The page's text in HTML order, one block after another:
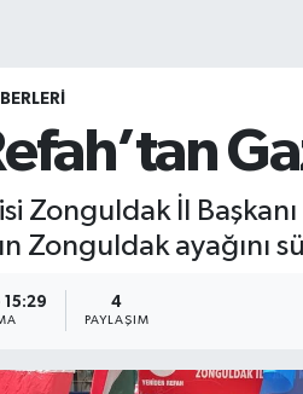
Zonguldak İl
Zonguldak ayağını
4
PAYLAŞIM